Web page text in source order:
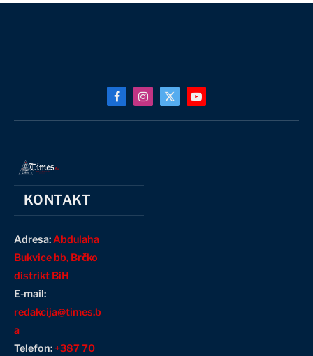
FacebookInstagram
X
(Twitter)
YouTube
KONTAKT
Adresa:Abdulaha
Bukvice bb, Brčko
distrikt BiH
E-mail:
redakcija@times.b
a
Telefon:+387 70